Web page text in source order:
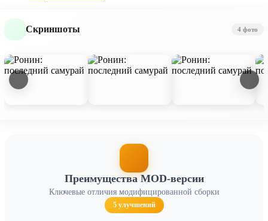
Скриншоты 4 фото
Преимущества MOD-версии
Ключевые отличия модифицированной сборки
5 улучшений